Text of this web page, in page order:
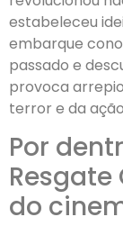
estabeleceu
embarque
passado e
provoca
terror e da
Por
do